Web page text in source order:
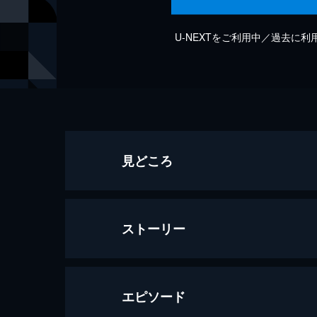
U-NEXTをご利用中／過去に利
見どころ
ストーリー
エピソード